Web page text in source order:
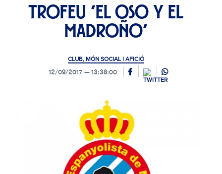
Trofeu ‘El Oso y El
Madroño’
CLUB, MÓN SOCIAL I AFICIÓ
12/09/2017 13:38:00